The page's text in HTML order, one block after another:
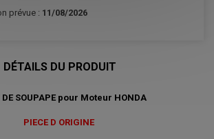
prévue : 11/08/2026
DÉTAILS DU PRODUIT
SOUPAPE pour Moteur HONDA
PIECE D ORIGINE